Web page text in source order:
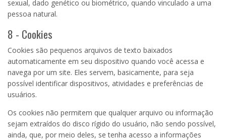
sexual, dado genético ou biométrico, quando vinculado a uma
pessoa natural.
8 - Cookies
Cookies são pequenos arquivos de texto baixados
automaticamente em seu dispositivo quando você acessa e
navega por um site. Eles servem, basicamente, para seja
possível identificar dispositivos, atividades e preferências de
usuários.
Os cookies não permitem que qualquer arquivo ou informação
sejam extraídos do disco rígido do usuário, não sendo possível,
ainda, que, por meio deles, se tenha acesso a informações